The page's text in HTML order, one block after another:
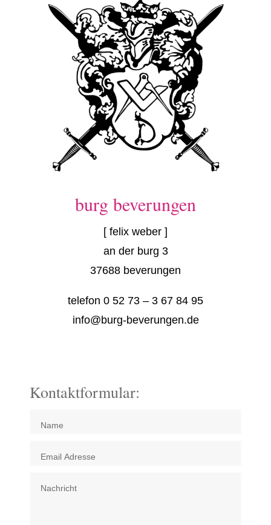
burg beverungen
[ felix weber ]
an der burg 3
37688 beverungen
telefon 0 52 73 – 3 67 84 95
info@burg-beverungen.de
Kontaktformular: